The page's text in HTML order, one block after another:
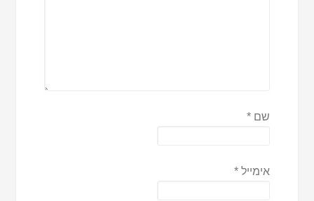
שם*
אימייל*